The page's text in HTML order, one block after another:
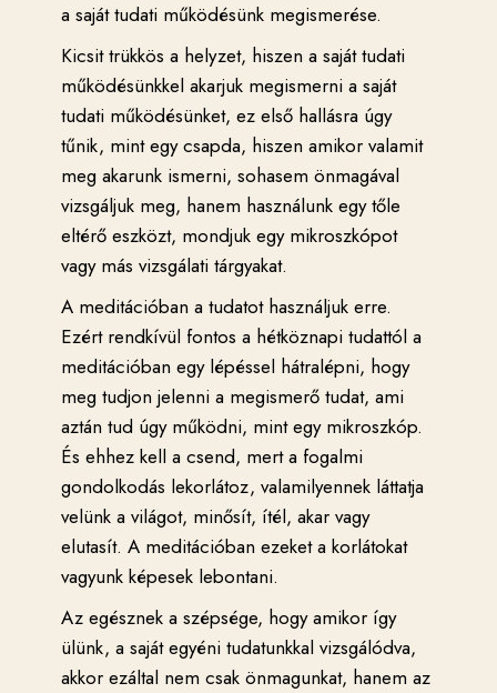
a saját tudati működésünk megismerése.
Kicsit trükkös a helyzet, hiszen a saját tudati
működésünkkel akarjuk megismerni a saját
tudati működésünket, ez első hallásra úgy
tűnik, mint egy csapda, hiszen amikor valamit
meg akarunk ismerni, sohasem önmagával
vizsgáljuk meg, hanem használunk egy tőle
eltérő eszközt, mondjuk egy mikroszkópot
vagy más vizsgálati tárgyakat.
A meditációban a tudatot használjuk erre.
Ezért rendkívül fontos a hétköznapi tudattól a
meditációban egy lépéssel hátralépni, hogy
meg tudjon jelenni a megismerő tudat, ami
aztán tud úgy működni, mint egy mikroszkóp.
És ehhez kell a csend, mert a fogalmi
gondolkodás lekorlátoz, valamilyennek láttatja
velünk a világot, minősít, ítél, akar vagy
elutasít. A meditációban ezeket a korlátokat
vagyunk képesek lebontani.
Az egésznek a szépsége, hogy amikor így
ülünk, a saját egyéni tudatunkkal vizsgálódva,
akkor ezáltal nem csak önmagunkat, hanem az